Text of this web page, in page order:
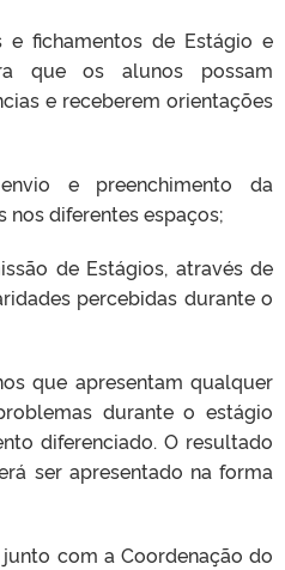
de Estágio e
que os alunos possam
e receberem orientações
e preenchimento da
diferentes espaços;
de Estágios, através de
percebidas durante o
que apresentam qualquer
durante o estágio
diferenciado. O resultado
ser apresentado na forma
com a Coordenação do